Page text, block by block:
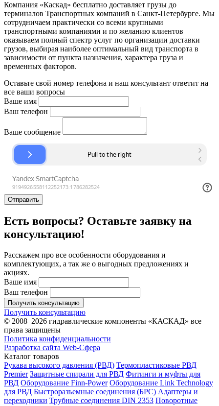
Компания «Каскад» бесплатно доставляет грузы до
терминалов Транспортных компаний в Санкт-Петербурге. Мы
сотрудничаем практически со всеми крупными
транспортными компаниями и по желанию клиентов
оказываем полный спектр услуг по организации доставки
грузов, выбирая наиболее оптимальный вид транспорта в
зависимости от пункта назначения, характера груза и
временных факторов.
Оставьте свой номер телефона и наш консультант ответит на
все ваши вопросы
Ваше имя
Ваш телефон
Ваше сообщение
Отправить
Есть вопросы? Оставьте заявку на
консультацию!
Расскажем про все особенности оборудования и
комплектующих, а так же о выгодных предложениях и
акциях.
Ваше имя
Ваш телефон
Получить консультацию
Получить консультацию
© 2008–2026 гидравлические компоненты «КАСКАД» все
права защищены
Политика конфиденциальности
Разработка сайта Web-Сфера
Каталог товаров
Рукава высокого давления (РВД) Термопластиковые РВД
Premier Защитные спирали для РВД Фитинги и муфты для
РВД Оборудование Finn-Power Оборудование Link Technology
для РВД Быстроразъемные соединения (БРС) Адаптеры и
переходники Трубные соединения DIN 2353 Поворотные